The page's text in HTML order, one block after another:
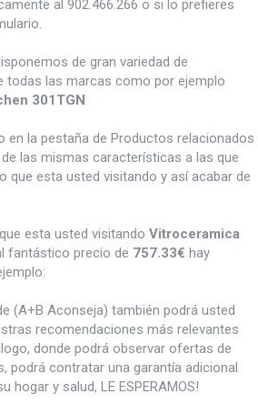
al 902.466.266 o si lo prefieres
de gran variedad de
todas las marcas como por ejemplo
301TGN
en la pestaña de Productos relacionados
las mismas características a las que
que esta usted visitando y así acabar de
esta usted visitando Vitroceramica
fantástico precio de 757.33€ hay
(A+B Aconseja) también podrá usted
recomendaciones más relevantes
donde podrá observar ofertas de
podrá contratar una garantía adicional
hogar y salud, LE ESPERAMOS!